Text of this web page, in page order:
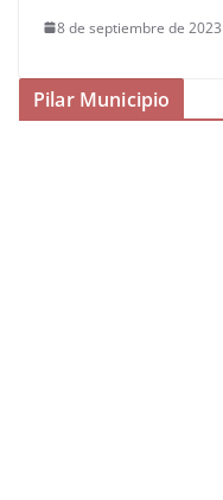
8 de septiembre de 2023
Pilar Municipio